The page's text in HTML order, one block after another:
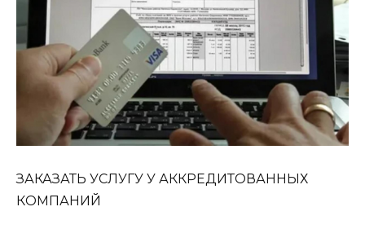
ЗАКАЗАТЬ УСЛУГУ У АККРЕДИТОВАННЫХ
КОМПАНИЙ